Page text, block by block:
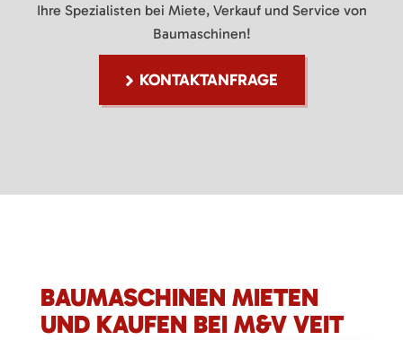
Ihre Spezialisten bei Miete, Verkauf und Service von
Baumaschinen!
KONTAKTANFRAGE
BAUMASCHINEN MIETEN
UND KAUFEN BEI M&V VEIT